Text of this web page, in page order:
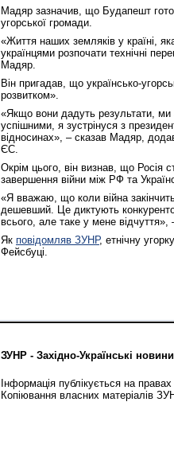
Мадяр зазначив, що Будапешт
угорської громади.
«Життя наших земляків у країні,
українцями розпочати технічні
Мадяр.
Він пригадав, що українсько-
розвитком».
«Якщо вони дадуть результати, ми
успішними, я зустрінуся з
відносинах», – сказав Мадяр,
ЄС.
Окрім цього, він визнав, що Росія
завершення війни між РФ та
«Я вважаю, що коли війна
дешевший. Це диктують
всього, але таке у мене
Як повідомляв ЗУНР, етнічну
Фейсбуці.
ЗУНР - Західно-Українські
Інформація публікується на
Копіювання власних матеріалів